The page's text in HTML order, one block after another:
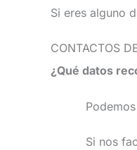
Si eres alguno
CONTACTOS
¿Qué datos
Podemos
Si nos